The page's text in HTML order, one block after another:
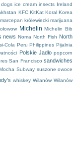
ice cream insects Ireland
KFC KitKat Koral Korea
marcepan królewiecki marijuana
Michelin Michelin Bib
news Noma North Fish North
Cola Peru Philippines Pijalnia
Polskie Jadło popcorn
San Francisco sandwiches
Subway suszone owoce
whiskey Wilanów Wilanów